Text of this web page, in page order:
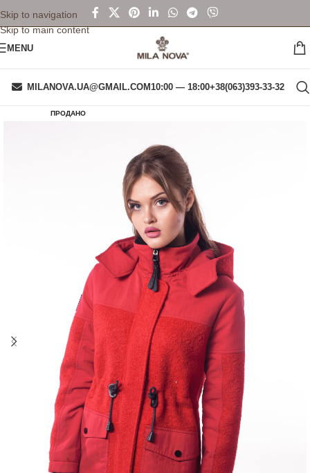
Skip to navigation
Skip to main content
MENU
MILANOVA.UA@GMAIL.COM10:00 — 18:00+38(063)393-33-32
ПРОДАНО